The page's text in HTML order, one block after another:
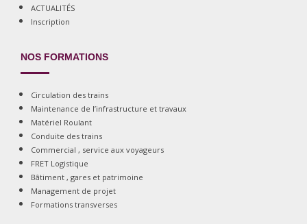
ACTUALITÉS
Inscription
NOS FORMATIONS
Circulation des trains
Maintenance de l’infrastructure et travaux
Matériel Roulant
Conduite des trains
Commercial , service aux voyageurs
FRET Logistique
Bâtiment , gares et patrimoine
Management de projet
Formations transverses